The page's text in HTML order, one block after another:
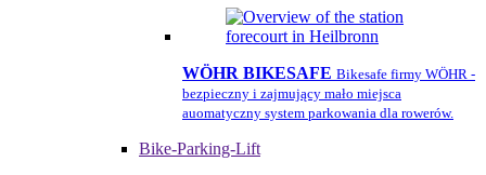
WÖHR BIKESAFE Bikesafe firmy WÖHR -
bezpieczny i zajmujący mało miejsca
auomatyczny system parkowania dla rowerów.
Bike-Parking-Lift